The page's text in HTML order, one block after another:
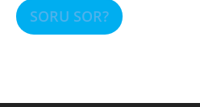
SORU SOR?